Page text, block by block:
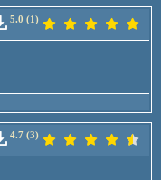
5.0 (1)
4.7 (3)